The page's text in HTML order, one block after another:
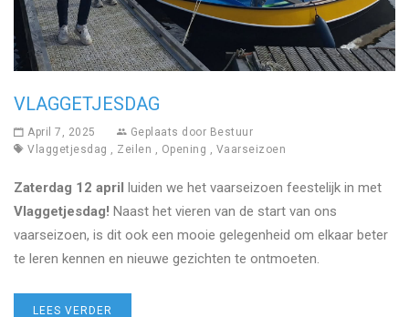
VLAGGETJESDAG
April 7, 2025 Geplaats door Bestuur
Vlaggetjesdag , Zeilen , Opening , Vaarseizoen
Zaterdag 12 april luiden we het vaarseizoen feestelijk in met
Vlaggetjesdag! Naast het vieren van de start van ons
vaarseizoen, is dit ook een mooie gelegenheid om elkaar beter
te leren kennen en nieuwe gezichten te ontmoeten.
LEES VERDER